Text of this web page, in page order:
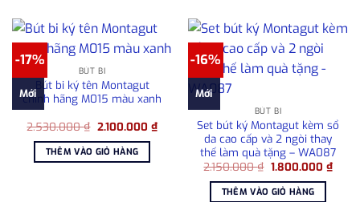
-17%
Mới
BÚT BI
Bút bi ký tên Montagut
chính hãng M015 màu xanh
2.530.000₫ Giá
là:
2.530.000 ₫.
2.100.000 ₫Giá
hiện
2.100.000 ₫.
THÊM VÀO GIỎ HÀNG
-16%
Mới
BÚT BI
Set bút ký Montagut kèm sổ
da cao cấp và 2 ngòi thay
thế làm quà tặng – WA087
2.150.000₫ Giá
là:
2.150.000 ₫.
1.800.000 ₫Giá
hiện
THÊM VÀO GIỎ HÀNG